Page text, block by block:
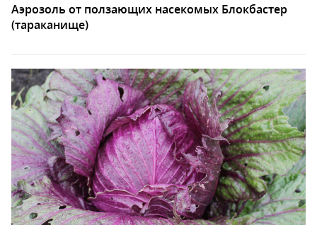
Аэрозоль от ползающих насекомых Блокбастер
(тараканище)